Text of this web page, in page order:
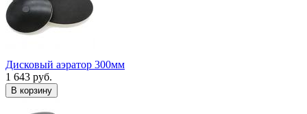
Дисковый аэратор 300мм
1 643 руб.
В корзину